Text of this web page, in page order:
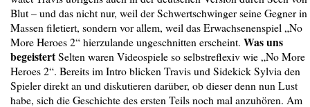
Blut – und das nicht nur, weil der Schwertschwinger seine Gegner in
Massen filetiert, sondern vor allem, weil das Erwachsenenspiel „No
More Heroes 2“ hierzulande ungeschnitten erscheint. Was uns
begeistertSelten waren Videospiele so selbstreflexiv wie „No More
Heroes 2“. ­Bereits im Intro blicken Travis und Sidekick Sylvia den
Spieler direkt an und diskutieren darüber, ob dieser denn nun Lust
habe, sich die Geschichte des ersten Teils noch mal anzuhören. Am